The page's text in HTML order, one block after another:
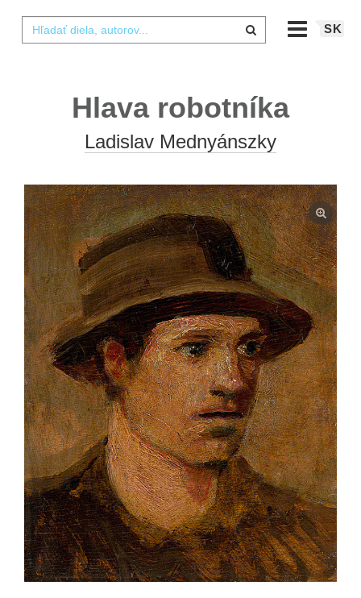
SK
Hlava robotníka
Ladislav Mednyánszky